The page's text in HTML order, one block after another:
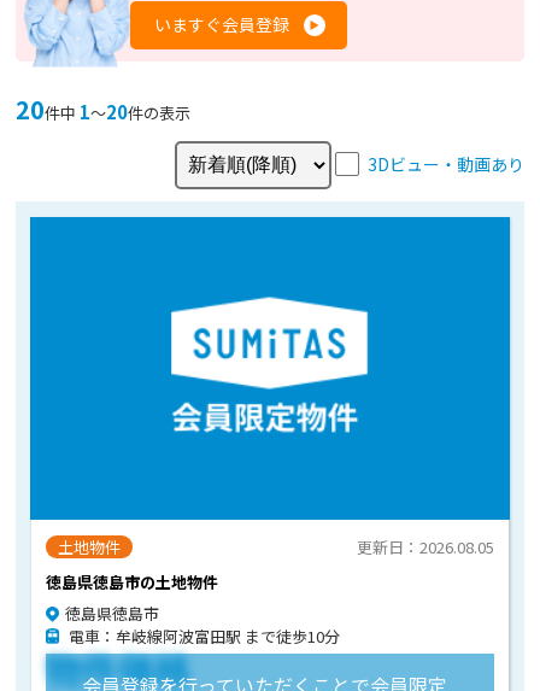
いますぐ会員登録
20件中 1〜20件の表示
3Dビュー・動画あり
土地物件
徳島県徳島市の土地物件
更新日：2026.08.05
徳島県徳島市
電車：牟岐線阿波富田駅 まで徒歩10分
会員登録を行っていただくことで会員限定
物件価格